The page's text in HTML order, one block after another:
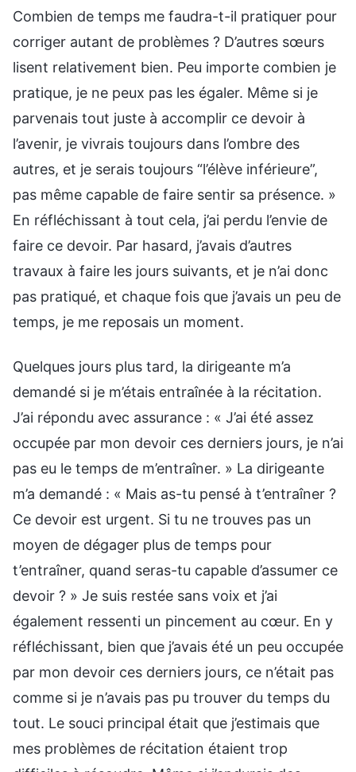
Combien de temps me faudra-t-il pratiquer pour
corriger autant de problèmes ? D’autres sœurs
lisent relativement bien. Peu importe combien je
pratique, je ne peux pas les égaler. Même si je
parvenais tout juste à accomplir ce devoir à
l’avenir, je vivrais toujours dans l’ombre des
autres, et je serais toujours “l’élève inférieure”,
pas même capable de faire sentir sa présence. »
En réfléchissant à tout cela, j’ai perdu l’envie de
faire ce devoir. Par hasard, j’avais d’autres
travaux à faire les jours suivants, et je n’ai donc
pas pratiqué, et chaque fois que j’avais un peu de
temps, je me reposais un moment.
Quelques jours plus tard, la dirigeante m’a
demandé si je m’étais entraînée à la récitation.
J’ai répondu avec assurance : « J’ai été assez
occupée par mon devoir ces derniers jours, je n’ai
pas eu le temps de m’entraîner. » La dirigeante
m’a demandé : « Mais as-tu pensé à t’entraîner ?
Ce devoir est urgent. Si tu ne trouves pas un
moyen de dégager plus de temps pour
t’entraîner, quand seras-tu capable d’assumer ce
devoir ? » Je suis restée sans voix et j’ai
également ressenti un pincement au cœur. En y
réfléchissant, bien que j’avais été un peu occupée
par mon devoir ces derniers jours, ce n’était pas
comme si je n’avais pas pu trouver du temps du
tout. Le souci principal était que j’estimais que
mes problèmes de récitation étaient trop